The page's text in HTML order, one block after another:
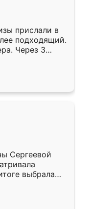
прислали в
подходящий.
Через 3
Остались
Ренессанс
Сергеевой
выбрала
потом
объяснил
в срок, с